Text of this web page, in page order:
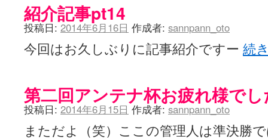
紹介記事pt14
投稿日: 2014年6月16日 作成者: sannpann_oto
今回はお久しぶりに記事紹介ですー 続
第二回アンテナ杯お疲れ様で
投稿日: 2014年6月15日 作成者: sannpann_oto
まただよ（笑）ここの管理人は準決勝